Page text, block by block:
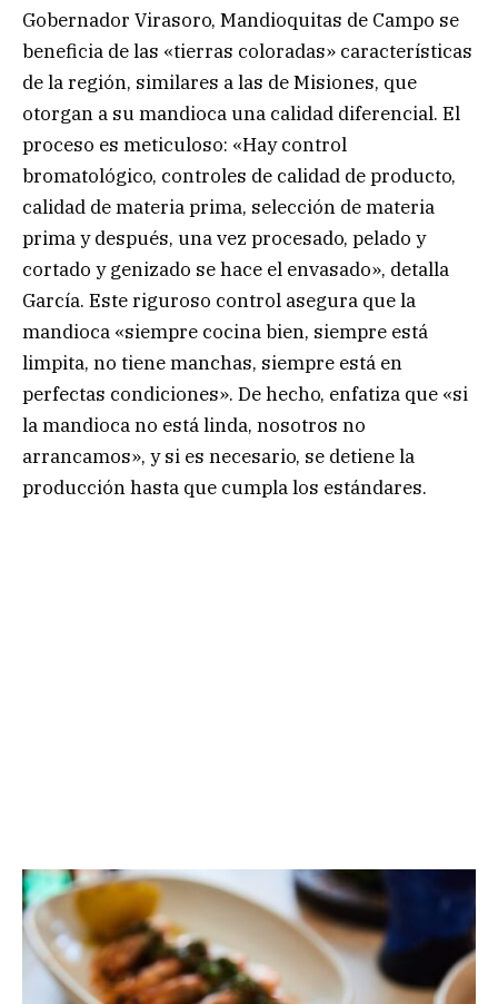
Gobernador Virasoro, Mandioquitas de Campo se
beneficia de las «tierras coloradas» características
de la región, similares a las de Misiones, que
otorgan a su mandioca una calidad diferencial. El
proceso es meticuloso: «Hay control
bromatológico, controles de calidad de producto,
calidad de materia prima, selección de materia
prima y después, una vez procesado, pelado y
cortado y genizado se hace el envasado», detalla
García. Este riguroso control asegura que la
mandioca «siempre cocina bien, siempre está
limpita, no tiene manchas, siempre está en
perfectas condiciones». De hecho, enfatiza que «si
la mandioca no está linda, nosotros no
arrancamos», y si es necesario, se detiene la
producción hasta que cumpla los estándares.